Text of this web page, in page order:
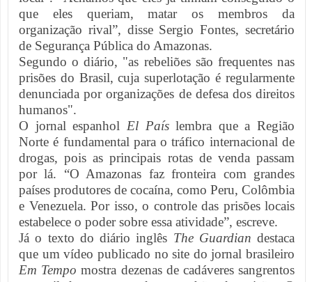
que eles queriam, matar os membros da
organização rival”, disse Sergio Fontes, secretário
de Segurança Pública do Amazonas.
Segundo o diário, "as rebeliões são frequentes nas
prisões do Brasil, cuja superlotação é regularmente
denunciada por organizações de defesa dos direitos
humanos".
O jornal espanhol El Paíslembra que a Região
Norte é fundamental para o tráfico internacional de
drogas, pois as principais rotas de venda passam
por lá. “O Amazonas faz fronteira com grandes
países produtores de cocaína, como Peru, Colômbia
e Venezuela. Por isso, o controle das prisões locais
estabelece o poder sobre essa atividade”, escreve.
Já o texto do diário inglês The Guardian destaca
que um vídeo publicado no site do jornal brasileiro
Em Tempo mostra dezenas de cadáveres sangrentos